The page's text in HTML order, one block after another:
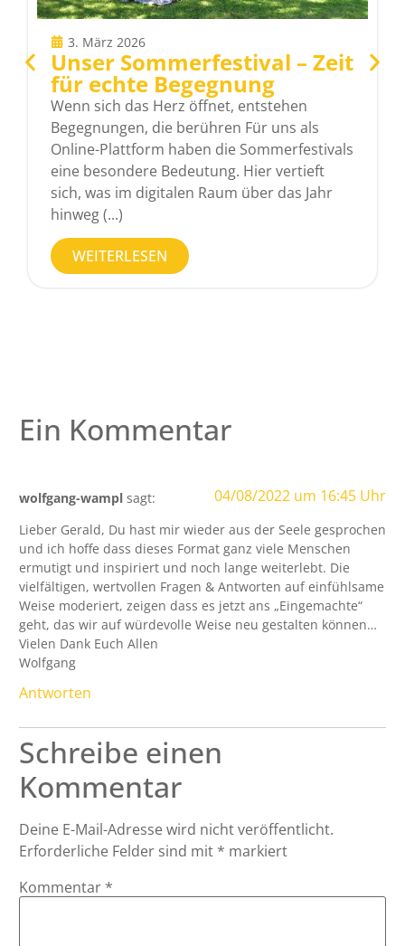
3. März 2026
Unser Sommerfestival – Zeit
für echte Begegnung
Wenn sich das Herz öffnet, entstehen
Begegnungen, die berühren Für uns als
Online-Plattform haben die Sommerfestivals
eine besondere Bedeutung. Hier vertieft
sich, was im digitalen Raum über das Jahr
hinweg (...)
WEITERLESEN
Ein Kommentar
wolfgang-wampl sagt: 04/08/2022 um 16:45 Uhr
Lieber Gerald, Du hast mir wieder aus der Seele gesprochen
und ich hoffe dass dieses Format ganz viele Menschen
ermutigt und inspiriert und noch lange weiterlebt. Die
vielfältigen, wertvollen Fragen & Antworten auf einfühlsame
Weise moderiert, zeigen dass es jetzt ans „Eingemachte“
geht, das wir auf würdevolle Weise neu gestalten können…
Vielen Dank Euch Allen
Wolfgang
Antworten
Schreibe einen
Kommentar
Deine E-Mail-Adresse wird nicht veröffentlicht.
Erforderliche Felder sind mit * markiert
Kommentar *